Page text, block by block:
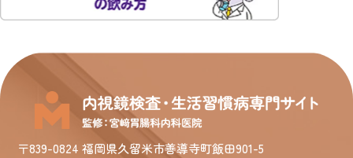
〒839-0824 福岡県久留米市善導寺町飯田901-5